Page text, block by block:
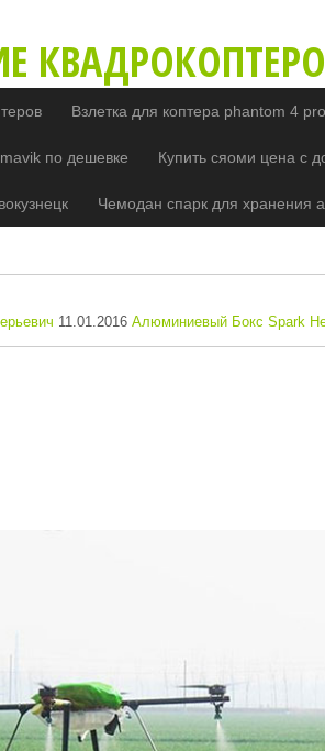
Взлетка для коптера phantom 4 pro
по дешевке Купить сяоми цена с
Чемодан спарк для хранения
11.01.2016Алюминиевый Бокс Spark